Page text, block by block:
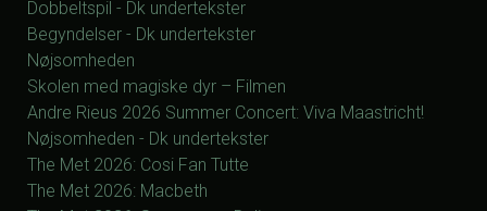
Dobbeltspil - Dk undertekster
Begyndelser - Dk undertekster
Nøjsomheden
Skolen med magiske dyr – Filmen
Andre Rieus 2026 Summer Concert: Viva Maastricht!
Nøjsomheden - Dk undertekster
The Met 2026: Cosi Fan Tutte
The Met 2026: Macbeth